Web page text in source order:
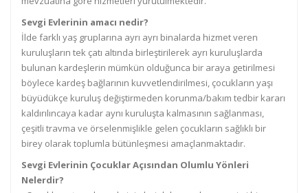
Sevgi Evlerinin amacı nedir?
İlde farklı yaş gruplarına ayrı ayrı binalarda hizmet veren
kuruluşların tek çatı altında birleştirilerek ayrı kuruluşlarda
bulunan kardeşlerin mümkün olduğunca bir araya getirilmesi
böylece kardeş bağlarının kuvvetlendirilmesi, çocukların yaşı
büyüdükçe kuruluş değiştirmeden korunma/bakım tedbir kararı
kaldırılıncaya kadar aynı kuruluşta kalmasının sağlanması,
çeşitli travma ve örselenmişlikle gelen çocukların sağlıklı bir
birey olarak toplumla bütünleşmesi amaçlanmaktadır.
Sevgi Evlerinin Çocuklar Açısından Olumlu Yönleri
Nelerdir?